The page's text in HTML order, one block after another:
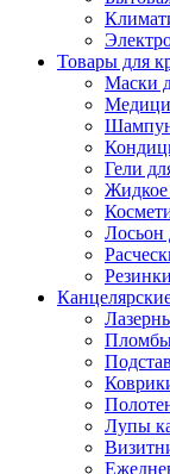
Товары для
Маски
Гели
Лосьон
Лупы